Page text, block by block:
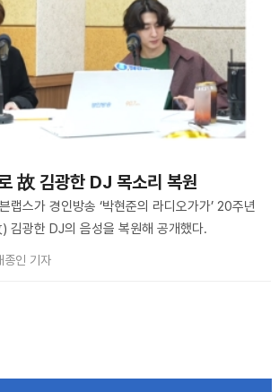
故 김광한 DJ 목소리 복원
랩스가 경인방송 ‘박현준의 라디오가가’ 20주년
김광한 DJ의 음성을 복원해 공개했다.
종인 기자